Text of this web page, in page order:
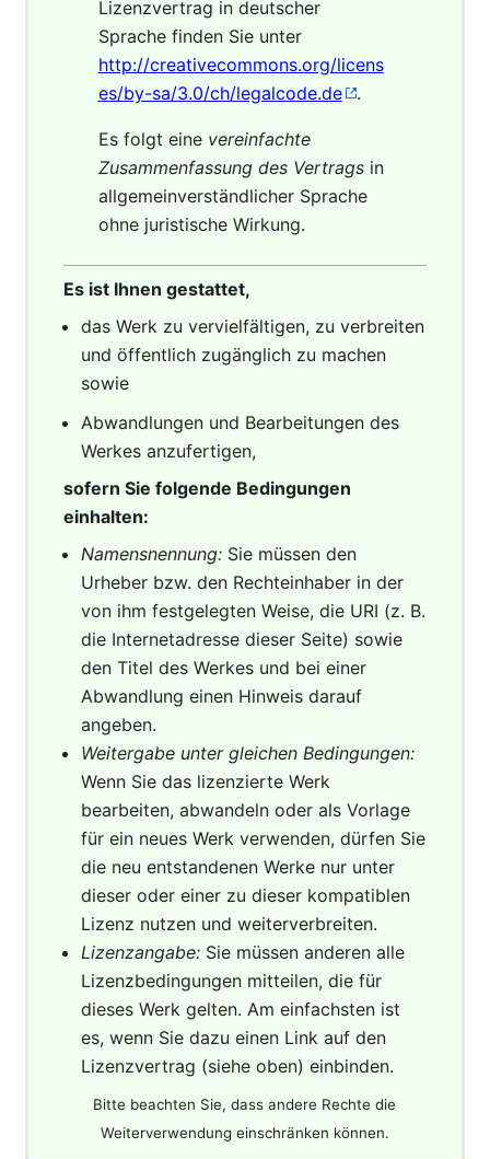
Lizenzvertrag in deutscher
Sprache finden Sie unter
http://creativecommons.org/licens
es/by-sa/3.0/ch/legalcode.de
.
Es folgt eine vereinfachte
Zusammenfassung des Vertragsin
allgemeinverständlicher Sprache
ohne juristische Wirkung.
Es ist Ihnen gestattet,
das Werk zu vervielfältigen, zu verbreiten
und öffentlich zugänglich zu machen
sowie
Abwandlungen und Bearbeitungen des
Werkes anzufertigen,
sofern Sie folgende Bedingungen
einhalten:
Namensnennung:Sie müssen den
Urheber bzw. den Rechteinhaber in der
von ihm festgelegten Weise, die URI (z. B.
die Internetadresse dieser Seite) sowie
den Titel des Werkes und bei einer
Abwandlung einen Hinweis darauf
angeben.
Weitergabe unter gleichen Bedingungen:
Wenn Sie das lizenzierte Werk
bearbeiten, abwandeln oder als Vorlage
für ein neues Werk verwenden, dürfen Sie
die neu entstandenen Werke nur unter
dieser oder einer zu dieser kompatiblen
Lizenz nutzen und weiterverbreiten.
Lizenzangabe:Sie müssen anderen alle
Lizenzbedingungen mitteilen, die für
dieses Werk gelten. Am einfachsten ist
es, wenn Sie dazu einen Link auf den
Lizenzvertrag (siehe oben) einbinden.
Bitte beachten Sie, dass andere Rechte die
Weiterverwendung einschränken können.